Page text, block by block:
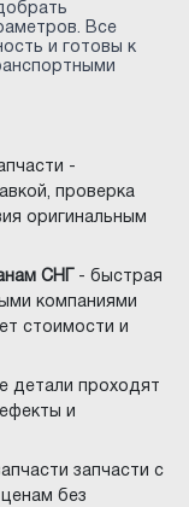
Все
и готовы к
-
проверка
оригинальным
СНГ
- быстрая
компаниями
стоимости и
детали проходят
и
запчасти с
без